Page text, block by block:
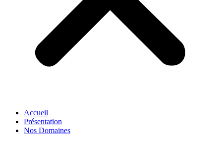
Accueil
Présentation
Nos Domaines